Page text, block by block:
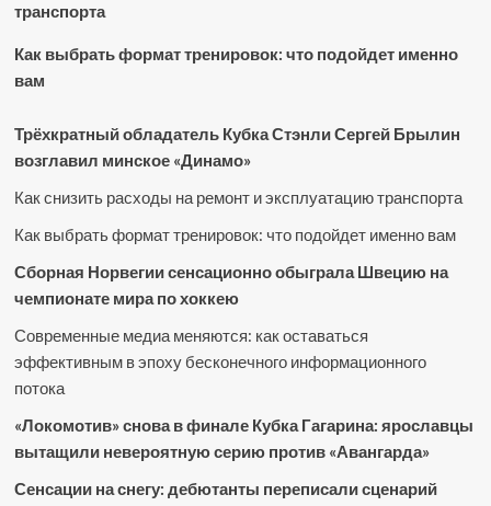
транспорта
Как выбрать формат тренировок: что подойдет именно
вам
Трёхкратный обладатель Кубка Стэнли Сергей Брылин
возглавил минское «Динамо»
Как снизить расходы на ремонт и эксплуатацию транспорта
Как выбрать формат тренировок: что подойдет именно вам
Сборная Норвегии сенсационно обыграла Швецию на
чемпионате мира по хоккею
Современные медиа меняются: как оставаться
эффективным в эпоху бесконечного информационного
потока
«Локомотив» снова в финале Кубка Гагарина: ярославцы
вытащили невероятную серию против «Авангарда»
Сенсации на снегу: дебютанты переписали сценарий